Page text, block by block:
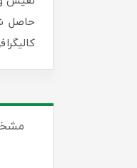
حاصل